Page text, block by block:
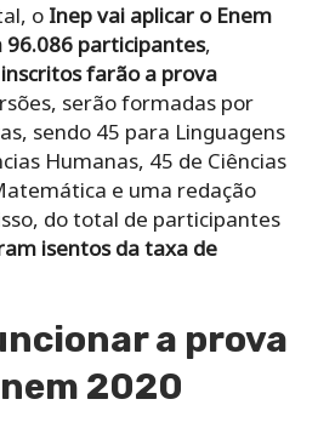
o Inep vai aplicar o Enem
participantes,
farão a prova
serão formadas por
sendo 45 para Linguagens
Humanas, 45 de Ciências
e uma redação
do total de participantes
isentos da taxa de
a prova
2020